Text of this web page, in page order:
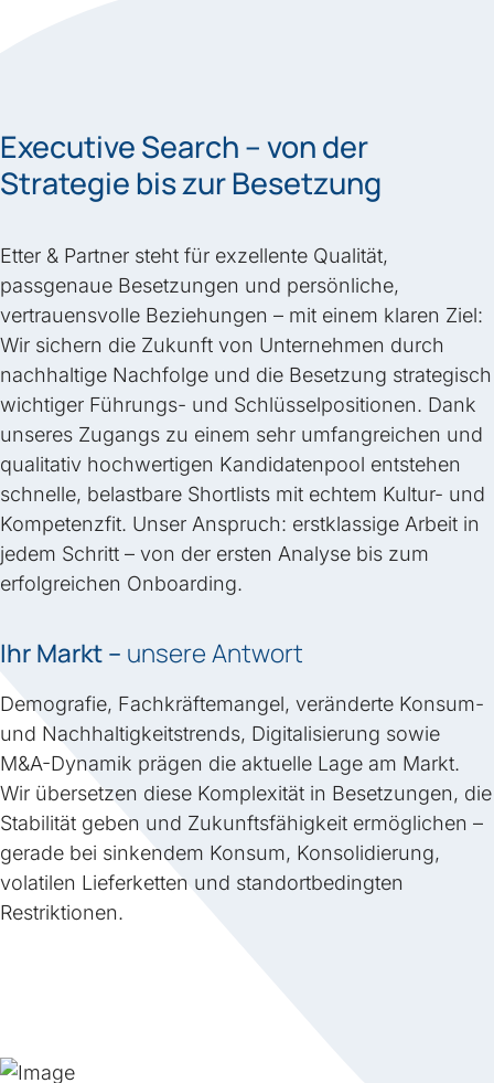
Executive Search – von der
Strategie bis zur Besetzung
Etter & Partner steht für exzellente Qualität,
passgenaue Besetzungen und persönliche,
vertrauensvolle Beziehungen – mit einem klaren Ziel:
Wir sichern die Zukunft von Unternehmen durch
nachhaltige Nachfolge und die Besetzung strategisch
wichtiger Führungs- und Schlüsselpositionen. Dank
unseres Zugangs zu einem sehr umfangreichen und
qualitativ hochwertigen Kandidatenpool entstehen
schnelle, belastbare Shortlists mit echtem Kultur- und
Kompetenzfit. Unser Anspruch: erstklassige Arbeit in
jedem Schritt – von der ersten Analyse bis zum
erfolgreichen Onboarding.
Ihr Markt – unsere Antwort
Demografie, Fachkräftemangel, veränderte Konsum-
und Nachhaltigkeitstrends, Digitalisierung sowie
M&A-Dynamik prägen die aktuelle Lage am Markt.
Wir übersetzen diese Komplexität in Besetzungen, die
Stabilität geben und Zukunftsfähigkeit ermöglichen –
gerade bei sinkendem Konsum, Konsolidierung,
volatilen Lieferketten und standortbedingten
Restriktionen.